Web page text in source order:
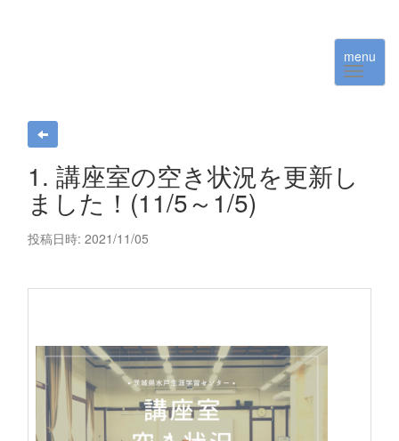
menu
1. 講座室の空き状況を更新し
ました！(11/5～1/5)
投稿日時: 2021/11/05